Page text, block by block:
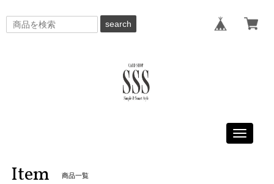
search
Toggle
Item 商品一覧